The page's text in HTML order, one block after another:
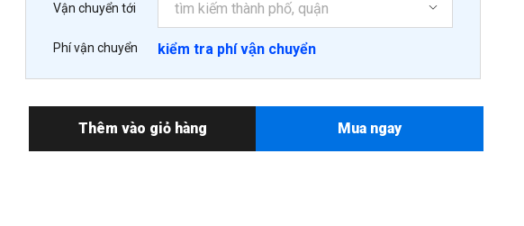
Vận chuyển tới
Phí vận chuyển kiểm tra phí vận chuyển
Thêm vào giỏ hàng Mua ngay